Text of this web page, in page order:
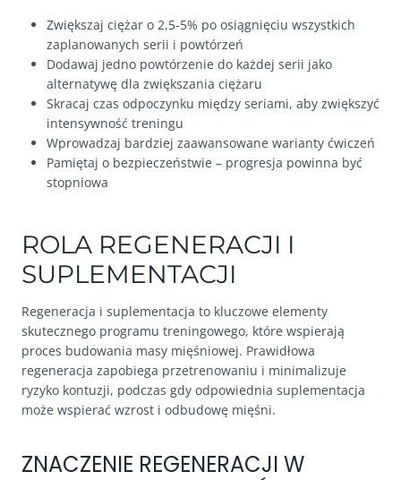
Zwiększaj ciężar o 2,5-5% po osiągnięciu wszystkich
zaplanowanych serii i powtórzeń
Dodawaj jedno powtórzenie do każdej serii jako
alternatywę dla zwiększania ciężaru
Skracaj czas odpoczynku między seriami, aby zwiększyć
intensywność treningu
Wprowadzaj bardziej zaawansowane warianty ćwiczeń
Pamiętaj o bezpieczeństwie – progresja powinna być
stopniowa
ROLA REGENERACJI I
SUPLEMENTACJI
Regeneracja i suplementacja to kluczowe elementy
skutecznego programu treningowego, które wspierają
proces budowania masy mięśniowej. Prawidłowa
regeneracja zapobiega przetrenowaniu i minimalizuje
ryzyko kontuzji, podczas gdy odpowiednia suplementacja
może wspierać wzrost i odbudowę mięśni.
ZNACZENIE REGENERACJI W